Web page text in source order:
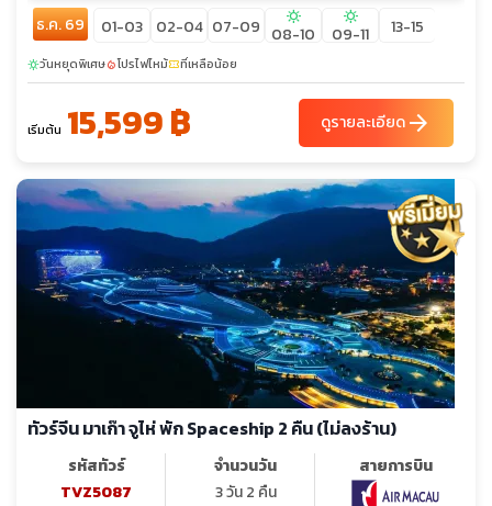
ธ.ค. 69 01-03 02-04 07-09 sunny
08-10
sunny
09-11 13-15
sunnyวันหยุดพิเศษlocal_fire_departmentโปรไฟไหม้confirmation_numberที่เหลือน้อย
เริ่มต้น 15,599 ฿ ดูรายละเอียดarrow_forward
ทัวร์จีน มาเก๊า จูไห่ พัก Spaceship 2 คืน (ไม่ลงร้าน)
รหัสทัวร์
TVZ5087
จำนวนวัน
3 วัน 2 คืน
สายการบิน